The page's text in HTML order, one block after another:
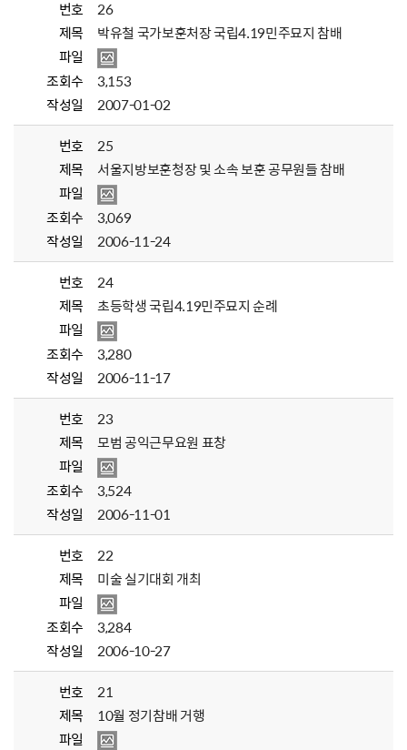
번호
26
제목
박유철 국가보훈처장 국립4.19민주묘지 참배
파일
조회수
3,153
작성일
2007-01-02
번호
25
제목
서울지방보훈청장 및 소속 보훈 공무원들 참배
파일
조회수
3,069
작성일
2006-11-24
번호
24
제목
초등학생 국립4.19민주묘지 순례
파일
조회수
3,280
작성일
2006-11-17
번호
23
제목
모범 공익근무요원 표창
파일
조회수
3,524
작성일
2006-11-01
번호
22
제목
미술 실기대회 개최
파일
조회수
3,284
작성일
2006-10-27
번호
21
제목
10월 정기참배 거행
파일